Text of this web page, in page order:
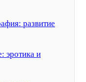
развитие
эротика и